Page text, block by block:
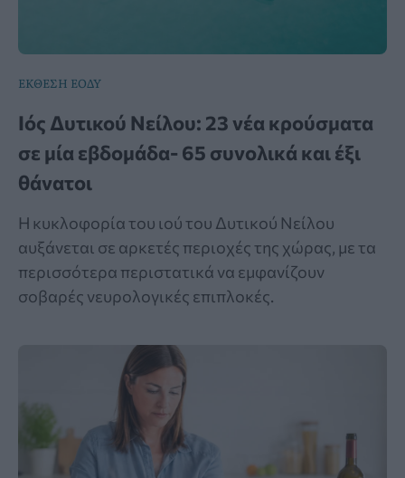
ΕΚΘΕΣΗ ΕΟΔΥ
Ιός Δυτικού Νείλου: 23 νέα κρούσματα
σε μία εβδομάδα- 65 συνολικά και έξι
θάνατοι
Η κυκλοφορία του ιού του Δυτικού Νείλου
αυξάνεται σε αρκετές περιοχές της χώρας, με τα
περισσότερα περιστατικά να εμφανίζουν
σοβαρές νευρολογικές επιπλοκές.